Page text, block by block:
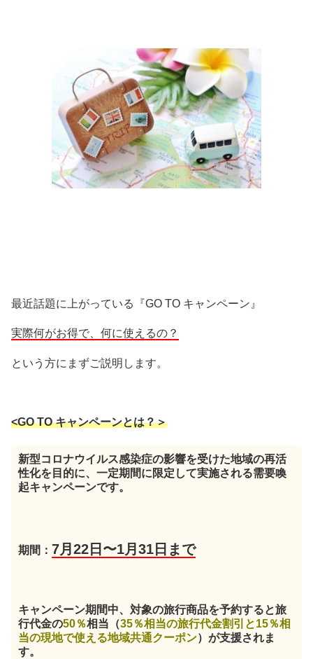
最近話題に上がっている『GO TO キャンペーン』
実際何がお得で、何に使えるの？
という方にまずご説明します。
<GO TO キャンペーンとは？＞
新型コロナウイルス感染症の影響を受けた地域の再活
性化を目的に、一定期間に限定して実施される需要喚
起キャンペーンです。
期間： 7月22日〜1月31日まで
キャンペーン期間中、対象の旅行商品を予約すると旅
行代金の50％相当（35％相当の旅行代金割引と15％相
当の現地で使える地域共通クーポン）が支援されま
す。